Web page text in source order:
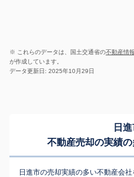
※ これらのデータは、国土交通省の不動産情
が作成しています。
データ更新日: 2025年10月29日
日
不動産売却の実績
日進市の売却実績の多い不動産会